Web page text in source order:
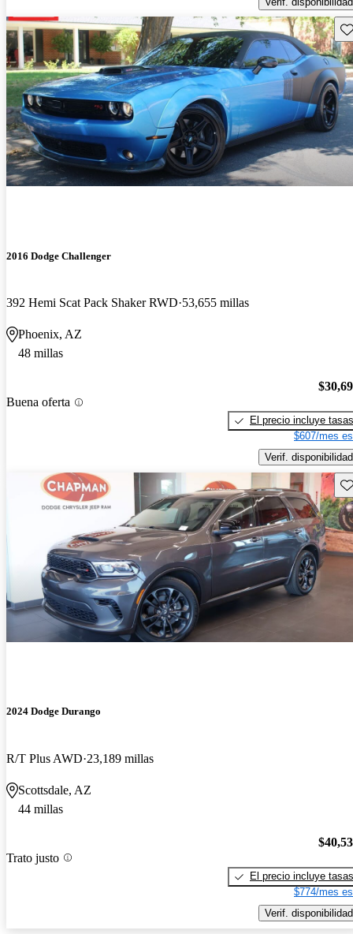
2016 Dodge Challenger
392 Hemi Scat Pack Shaker RWD 53,655 millas
Phoenix, AZ
48 millas
Buena oferta
El precio incluye tasas
$607/mes
Verif. disponibilidad
2024 Dodge Durango
R/T Plus AWD 23,189 millas
Scottsdale, AZ
44 millas
Trato justo
El precio incluye tasas
$774/mes
Verif. disponibilidad